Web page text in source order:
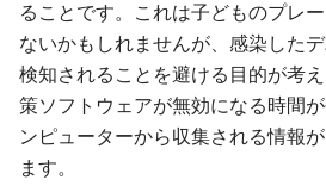
ることです。これは子どものプレ
ないかもしれませんが、感染した
検知されることを避ける目的が考
策ソフトウェアが無効になる時間
ンピューターから収集される情報
ます。